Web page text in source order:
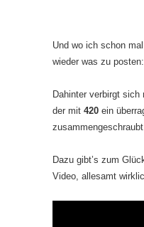
Und wo ich schon
wieder was zu posten:
Dahinter verbirgt
der mit 420 ein
Dazu gibt’s zum
Video, allesamt